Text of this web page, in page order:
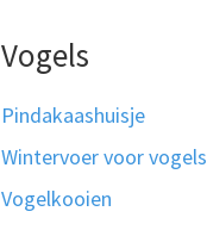
Vogels
Pindakaashuisje
Wintervoer voor vogels
Vogelkooien